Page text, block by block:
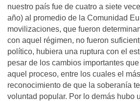
nuestro país fue de cuatro a siete
año) al promedio de la Comunidad
movilizaciones, que fueron
con aquel régimen, no fueron
político, hubiera una ruptura con el
pesar de los cambios importantes
aquel proceso, entre los cuales el
reconocimiento de que la soberanía
voluntad popular. Por lo demás hubo